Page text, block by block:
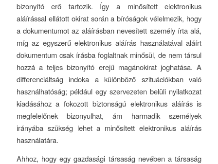
bizonyító erő tartozik. Így a minősített elektronikus
aláírással ellátott okirat során a bíróságok vélelmezik, hogy
a dokumentumot az aláírásban nevesített személy írta alá,
míg az egyszerű elektronikus aláírás használatával aláírt
dokumentum csak írásba foglaltnak minősül, de nem társul
hozzá a teljes bizonyító erejű magánokirat joghatása. A
differenciáltság indoka a különböző szituációkban való
használhatóság; például egy szervezeten belüli nyilatkozat
kiadásához a fokozott biztonságú elektronikus aláírás is
megfelelőnek bizonyulhat, ám harmadik személyek
irányába szükség lehet a minősített elektronikus aláírás
használatára.
Ahhoz, hogy egy gazdasági társaság nevében a társaság